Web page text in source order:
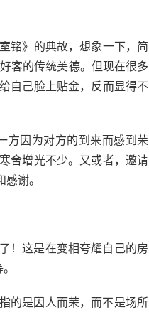
铭》的典故，想象一下，简
客的传统美德。但现在很多
自己脸上贴金，反而显得不
方因为对方的到来而感到荣
舍增光不少。又或者，邀请
谢。
！这是在变相夸耀自己的房
的是因人而荣，而不是场所